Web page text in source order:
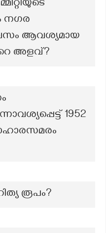
നഗര
ആവശ്യമായ
അളവ്?
1952
രൂപം?